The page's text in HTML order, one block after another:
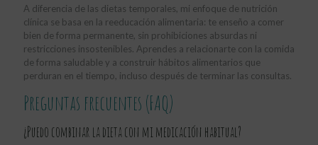
A diferencia de las dietas temporales, mi enfoque de nutrición
clínica se basa en la reeducación alimentaria: te enseño a comer
bien de forma permanente, sin prohibiciones absurdas ni
restricciones insostenibles. Aprendes a relacionarte con la comida
de forma saludable y a construir hábitos alimentarios que
perduran en el tiempo, incluso después de terminar las consultas.
Preguntas frecuentes (FAQ)
¿Puedo combinar la dieta con mi medicación habitual?